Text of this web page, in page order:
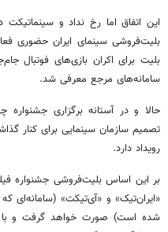
این اتفاق اما رخ نداد و
بلیت‌فروشی سینمای ایران حضوری
بلیت برای اکران بازی‌های فوتبال
سامانه‌های مرجع معرفی شد.
حالا و در آستانه برگزاری
تصمیم سازمان سینمایی برای کنار
رویداد دارد.
بر این اساس بلیت‌فروشی جشنواره
«ایران‌تیک» و «آی‌تیکت» (سامانه‌ای
شده است) صورت خواهد گرفت و با